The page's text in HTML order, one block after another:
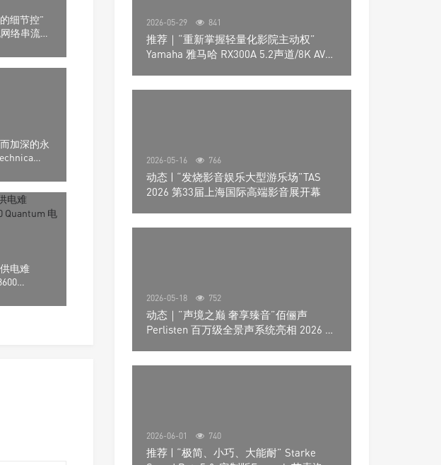
细节控”
络串流转
加深的永
电难
2026-05-29 841
推荐｜“重新掌握轻量化影院主动权”
Yamaha 雅马哈 RX300A 5.2声道/8K AV放
2026-05-16 766
动态 | “发烧影音娱乐大型游乐场”TAS
2026 第33届上海国际高端影音展开幕
2026-05-18 752
动态｜”声境之巅 奢享臻音”佰俪声
Perlisten 百万级全景声系统亮相 2026 北
2026-06-01 740
推荐 | “极简、小巧、大能耐” Starke